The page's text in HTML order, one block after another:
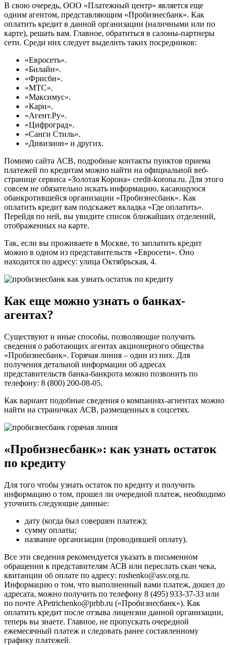
В свою очередь, ООО «Платежный центр» является еще
одним агентом, представляющим «Пробизнесбанк». Как
оплатить кредит в данной организации (наличными или по
карте), решать вам. Главное, обратиться в салоны-партнеры
сети. Среди них следует выделить таких посредников:
«Евросеть».
«Билайн».
«Фрисби».
«МТС».
«Максимус».
«Кари».
«Агент.Ру».
«Цифроград».
«Санги Стиль».
«Дивизион» и других.
Помимо сайта АСВ, подробные контакты пунктов приема
платежей по кредитам можно найти на официальной веб-
странице сервиса «Золотая Корона» credit-korona.ru. Для этого
совсем не обязательно искать информацию, касающуюся
обанкротившейся организации «Пробизнесбанк». Как
оплатить кредит вам подскажет вкладка «Где оплатить».
Перейдя по ней, вы увидите список ближайших отделений,
отображенных на карте.
Так, если вы проживаете в Москве, то заплатить кредит
можно в одном из представительств «Евросети». Оно
находится по адресу: улица Октябрьская, 4.
Как еще можно узнать о банках-
агентах?
Существуют и иные способы, позволяющие получить
сведения о работающих агентах акционерного общества
«Пробизнесбанк». Горячая линия – один из них. Для
получения детальной информации об адресах
представительств банка-банкрота можно позвонить по
телефону: 8 (800) 200-08-05.
Как вариант подобные сведения о компаниях-агнентах можно
найти на страничках АСВ, размещенных в соцсетях.
«Пробизнесбанк»: как узнать остаток
по кредиту
Для того чтобы узнать остаток по кредиту и получить
информацию о том, прошел ли очередной платеж, необходимо
уточнить следующие данные:
дату (когда был совершен платеж);
сумму оплаты;
название организации (проводившей оплату).
Все эти сведения рекомендуется указать в письменном
обращении к представителям АСВ или переслать скан чека,
квитанции об оплате по адресу: roshenko@asv.org.ru.
Информацию о том, что выполненный вами платеж, дошел до
адресата, можно получить по телефону 8 (495) 933-37-33 или
по почте APetrichenko@prbb.ru («Пробизнесбанк»). Как
оплатить кредит после отзыва лицензии данной организации,
теперь вы знаете. Главное, не пропускать очередной
ежемесячный платеж и следовать ранее составленному
графику платежей.